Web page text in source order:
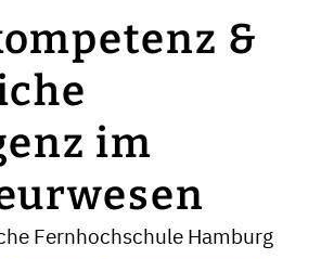
&
im
Fernhochschule Hamburg